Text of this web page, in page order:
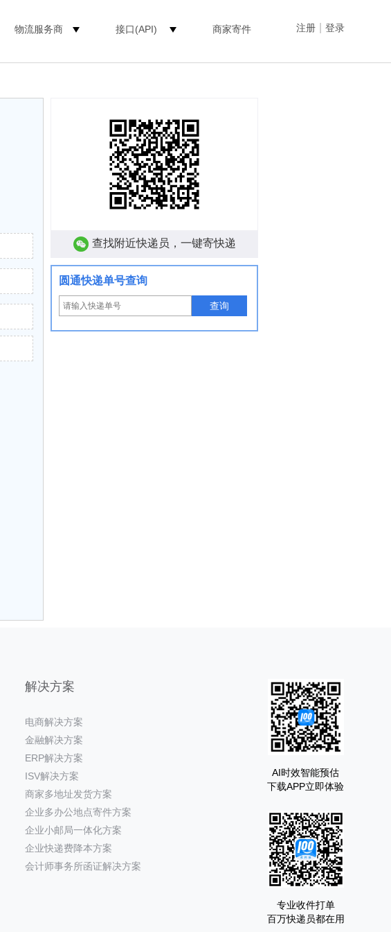
注册 登录
物流服务商 接口(API) 商家寄件
查找附近快递员，一键寄快递
圆通快递单号查询
查询
解决方案
电商解决方案
金融解决方案
ERP解决方案
ISV解决方案
商家多地址发货方案
企业多办公地点寄件方案
企业小邮局一体化方案
企业快递费降本方案
会计师事务所函证解决方案
AI时效智能预估
下载APP立即体验
专业收件打单
百万快递员都在用